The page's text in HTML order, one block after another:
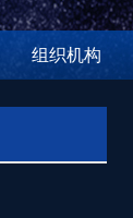
组织机构